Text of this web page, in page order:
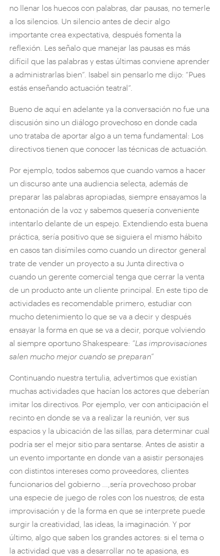
no llenar los huecos con palabras, dar pausas, no temerle
a los silencios. Un silencio antes de decir algo
importante crea expectativa, después fomenta la
reflexión. Les señalo que manejar las pausas es más
difícil que las palabras y estas últimas conviene aprender
a administrarlas bien”. Isabel sin pensarlo me dijo: “Pues
estás enseñando actuación teatral”.
Bueno de aquí en adelante ya la conversación no fue una
discusión sino un diálogo provechoso en donde cada
uno trataba de aportar algo a un tema fundamental: Los
directivos tienen que conocer las técnicas de actuación.
Por ejemplo, todos sabemos que cuando vamos a hacer
un discurso ante una audiencia selecta, además de
preparar las palabras apropiadas, siempre ensayamos la
entonación de la voz y sabemos quesería conveniente
intentarlo delante de un espejo. Extendiendo esta buena
práctica, sería positivo que se siguiera el mismo hábito
en casos tan disímiles como cuando un director general
trate de vender un proyecto a su Junta directiva o
cuando un gerente comercial tenga que cerrar la venta
de un producto ante un cliente principal. En este tipo de
actividades es recomendable primero, estudiar con
mucho detenimiento lo que se va a decir y después
ensayar la forma en que se va a decir, porque volviendo
al siempre oportuno Shakespeare: “Las improvisaciones
salen mucho mejor cuando se preparan”
Continuando nuestra tertulia, advertimos que existían
muchas actividades que hacían los actores que deberían
imitar los directivos. Por ejemplo, ver con anticipación el
recinto en donde se va a realizar la reunión, ver sus
espacios y la ubicación de las sillas, para determinar cual
podría ser el mejor sitio para sentarse. Antes de asistir a
un evento importante en donde van a asistir personajes
con distintos intereses como proveedores, clientes
funcionarios del gobierno ...,sería provechoso probar
una especie de juego de roles con los nuestros; de esta
improvisación y de la forma en que se interprete puede
surgir la creatividad, las ideas, la imaginación. Y por
último, algo que saben los grandes actores: si el tema o
la actividad que vas a desarrollar no te apasiona, es